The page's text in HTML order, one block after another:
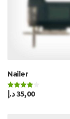
Nailer
Rated
4.00
35,00د.إ